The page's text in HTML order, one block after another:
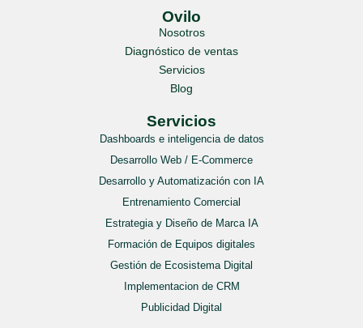
Ovilo
Nosotros
Diagnóstico de ventas
Servicios
Blog
Servicios
Dashboards e inteligencia de datos
Desarrollo Web / E-Commerce
Desarrollo y Automatización con IA
Entrenamiento Comercial
Estrategia y Diseño de Marca IA
Formación de Equipos digitales
Gestión de Ecosistema Digital
Implementacion de CRM
Publicidad Digital